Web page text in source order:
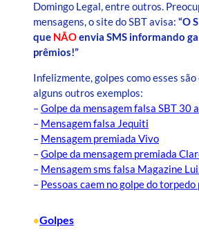
Domingo Legal, entre outros.
mensagens, o site do SBT avisa: “O
que NÃOenvia SMS informando
prêmios!”
Infelizmente, golpes como esses
alguns outros exemplos:
–Golpe da mensagem falsa SBT 30
– Mensagem falsa Jequiti
– Mensagem premiada Vivo
–Golpe da mensagem premiada
– Mensagem sms falsa Magazine
– Pessoas caem no golpe do
•Golpes